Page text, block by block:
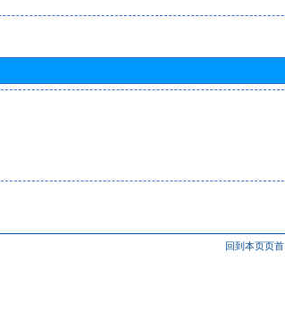
回到本页页首